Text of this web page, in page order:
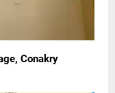
Conakry